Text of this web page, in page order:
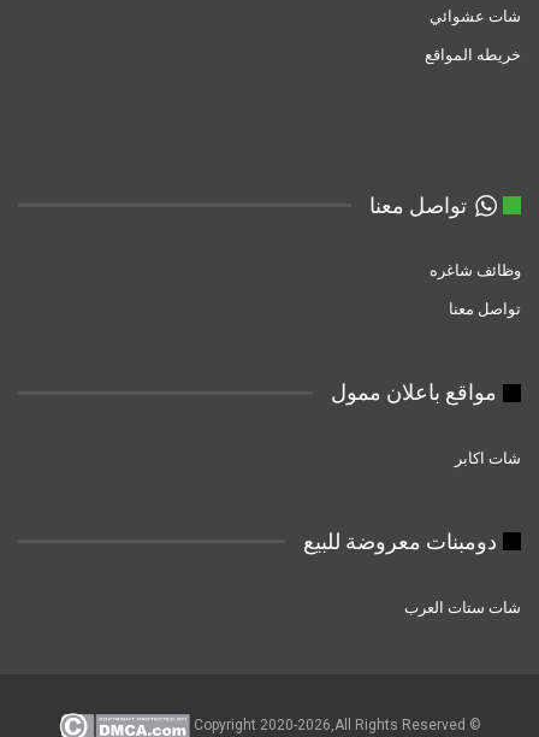
شات عشوائي
خريطه المواقع
تواصل معنا
وظائف شاغره
تواصل معنا
مواقع باعلان ممول
شات اكابر
دومبنات معروضة للبيع
شات ستات العرب
© Copyright 2020-2026,All Rights Reserved